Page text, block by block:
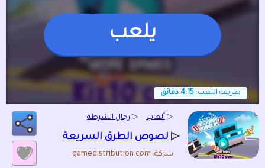
يلعب
طريقة اللعب: 4:15 دقائق
▷ ألعاب ▷ رجال الشرطة
▷ لصوص الطرق السريعة
شركة: gamedistribution.com